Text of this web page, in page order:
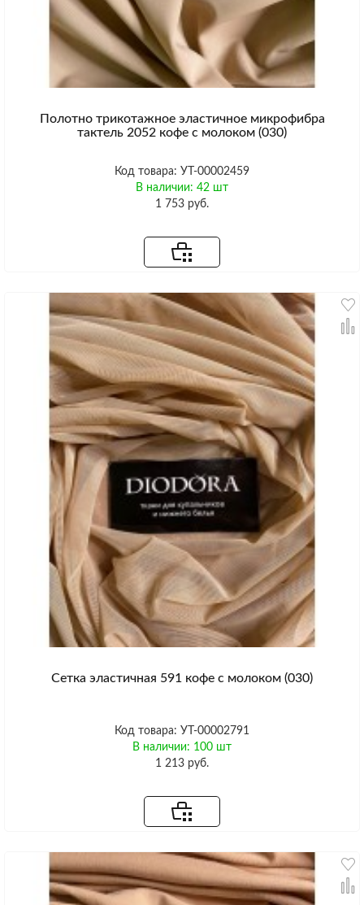
Полотно трикотажное эластичное микрофибра
тактель 2052 кофе с молоком (030)
Код товара: УТ-00002459
В наличии: 42 шт
1 753 руб.
Сетка эластичная 591 кофе с молоком (030)
Код товара: УТ-00002791
В наличии: 100 шт
1 213 руб.